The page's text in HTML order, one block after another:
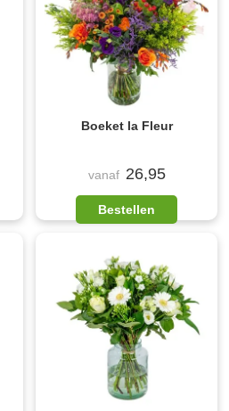
Boeket la Fleur
vanaf 26,95
Bestellen